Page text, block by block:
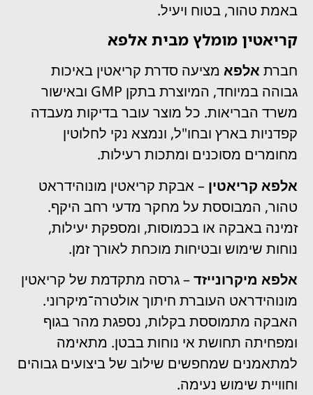
באמת טהור, בטוח ויעיל.
קריאטין מומלץ מבית אלפא
חברת אלפא מציעה סדרת קריאטין באיכות
גבוהה במיוחד, המיוצרת בתקן GMP ובאישור
משרד הבריאות. כל מוצר עובר בדיקות מעבדה
קפדניות בארץ ובחו"ל, ונמצא נקי לחלוטין
מחומרים מסוכנים ומתכות רעילות.
אלפא קריאטין – אבקת קריאטין מונוהידראט
טהור, המבוססת על מחקר מדעי רחב היקף.
זמינה באבקה או בכמוסות, ומספקת יעילות,
נוחות שימוש ובטיחות מוכחת לאורך זמן.
אלפא מיקרונייזד– גרסה מתקדמת של קריאטין
מונוהידראט העוברת חיתוך אולטרה־מיקרוני.
האבקה מתמוססת בקלות, נספגת מהר בגוף
ומפחיתה תחושת אי נוחות בבטן. מתאימה
למתאמנים שמחפשים שילוב של ביצועים גבוהים
וחוויית שימוש נעימה.